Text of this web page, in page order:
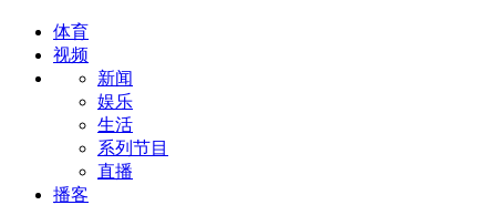
体育
视频
新闻
娱乐
生活
系列节目
直播
播客